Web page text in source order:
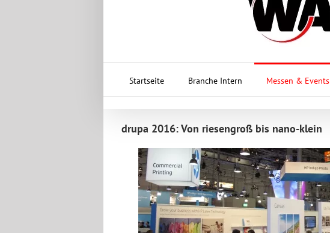
Startseite Branche Intern Messen & Events
drupa 2016: Von riesengroß bis nano-klein